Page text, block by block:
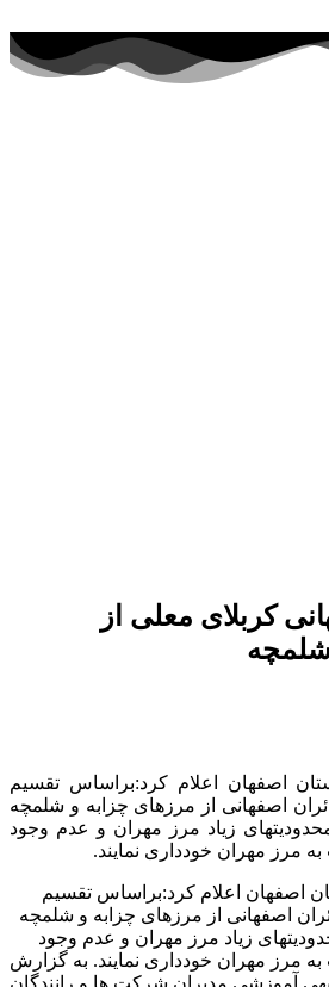
کربلای معلی از
اصفهان اعلام کرد:براساس تقسیم
اصفهانی از مرزهای چزابه و شلمچه
زیاد مرز مهران و عدم وجود
مرز مهران خودداری نمایند.
اصفهان اعلام کرد:براساس تقسیم
اصفهانی از مرزهای چزابه و شلمچه
زیاد مرز مهران و عدم وجود
مرز مهران خودداری نمایند. به گزارش
آموزشی مدیران شرکت ها و رانندگان